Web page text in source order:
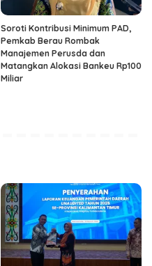
Soroti Kontribusi Minimum PAD,
Pemkab Berau Rombak
Manajemen Perusda dan
Matangkan Alokasi Bankeu Rp100
Miliar